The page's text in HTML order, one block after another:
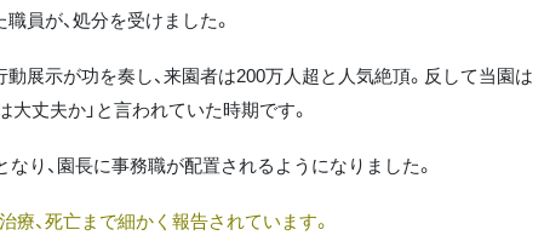
員が、処分を受けました。
展示が功を奏し、来園者は200万人超と人気絶頂。反して当園は
大丈夫か」と言われていた時期です。
り、園長に事務職が配置されるようになりました。
、死亡まで細かく報告されています。